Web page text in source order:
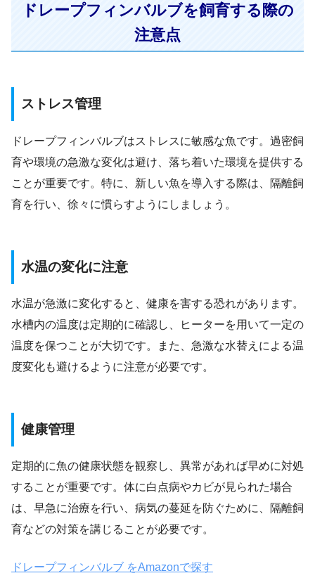
ドレープフィンバルブを飼育する際の
注意点
ストレス管理
ドレープフィンバルブはストレスに敏感な魚です。過密飼
育や環境の急激な変化は避け、落ち着いた環境を提供する
ことが重要です。特に、新しい魚を導入する際は、隔離飼
育を行い、徐々に慣らすようにしましょう。
水温の変化に注意
水温が急激に変化すると、健康を害する恐れがあります。
水槽内の温度は定期的に確認し、ヒーターを用いて一定の
温度を保つことが大切です。また、急激な水替えによる温
度変化も避けるように注意が必要です。
健康管理
定期的に魚の健康状態を観察し、異常があれば早めに対処
することが重要です。体に白点病やカビが見られた場合
は、早急に治療を行い、病気の蔓延を防ぐために、隔離飼
育などの対策を講じることが必要です。
ドレープフィンバルブ をAmazonで探す